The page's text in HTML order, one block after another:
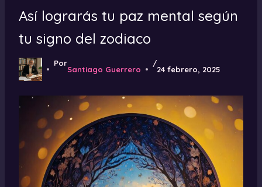
Así lograrás tu paz mental según
tu signo del zodiaco
Por
Santiago Guerrero
/
24 febrero, 2025